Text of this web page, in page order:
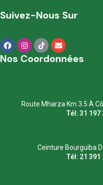
Suivez-Nous Sur
Nos Coordonnées
Route Mharza Km 3.5 À
Tél: 31 197
Ceinture Bourguiba
Tél: 21 391